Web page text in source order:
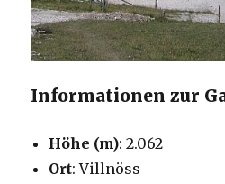
Informationen zur
Höhe (m): 2.062
Ort: Villnöss